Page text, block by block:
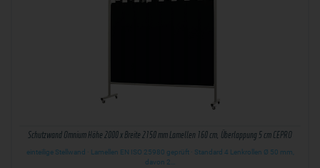
Schutzwand Omnium Höhe 2000 x Breite 2150 mm Lamellen 160 cm, Überlappung 5 cm CEPRO
einteilige Stellwand · Lamellen EN ISO 25980 geprüft · Standard 4 Lenkrollen Ø 50 mm,
davon 2…